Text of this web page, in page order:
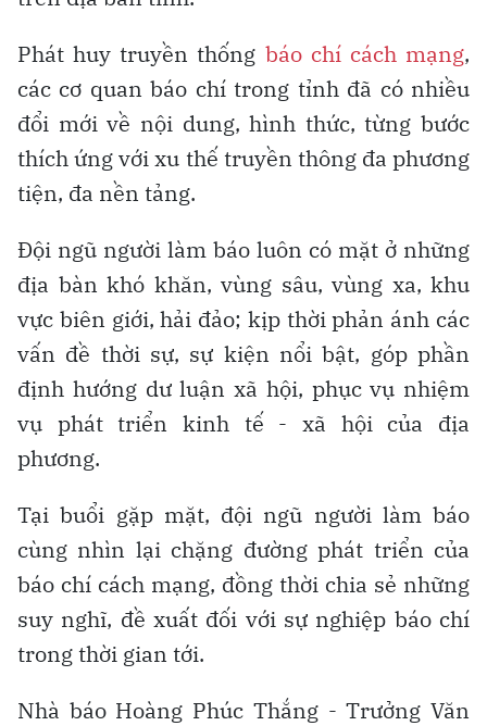
Phát huy truyền thống báo chí cách mạng,
các cơ quan báo chí trong tỉnh đã có nhiều
đổi mới về nội dung, hình thức, từng bước
thích ứng với xu thế truyền thông đa phương
tiện, đa nền tảng.
Đội ngũ người làm báo luôn có mặt ở những
địa bàn khó khăn, vùng sâu, vùng xa, khu
vực biên giới, hải đảo; kịp thời phản ánh các
vấn đề thời sự, sự kiện nổi bật, góp phần
định hướng dư luận xã hội, phục vụ nhiệm
vụ phát triển kinh tế - xã hội của địa
phương.
Tại buổi gặp mặt, đội ngũ người làm báo
cùng nhìn lại chặng đường phát triển của
báo chí cách mạng, đồng thời chia sẻ những
suy nghĩ, đề xuất đối với sự nghiệp báo chí
trong thời gian tới.
Nhà báo Hoàng Phúc Thắng - Trưởng Văn